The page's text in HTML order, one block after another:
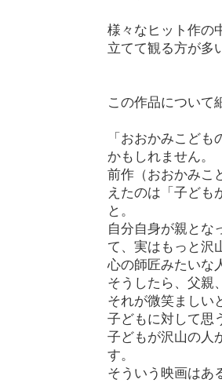
様々なヒット作の
立てて観る方が多
この作品について
「おおかみこど
かもしれません。
前作（おおかみこ
えたのは「子ども
と。
自分自身が親とな
て、実はもっと沢
心の師匠みたいな
そうしたら、父親
それが微笑ましい
子どもに対して思
子どもが沢山の人
す。
そういう映画はあ